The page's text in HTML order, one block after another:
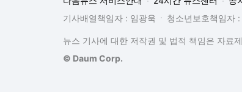
기사배열책임자 : 임광욱
청소년보호책임자 :
뉴스 기사에 대한 저작권 및 법적 책임은 자료
© Daum Corp.